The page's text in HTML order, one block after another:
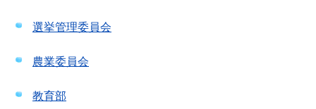
選挙管理委員会
農業委員会
教育部